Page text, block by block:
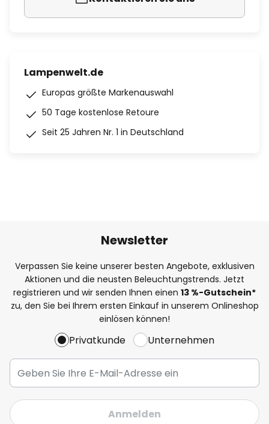
Lampenwelt.de
Europas größte Markenauswahl
50 Tage kostenlose Retoure
Seit 25 Jahren Nr. 1 in Deutschland
Newsletter
Verpassen Sie keine unserer besten Angebote, exklusiven
Aktionen und die neusten Beleuchtungstrends. Jetzt
registrieren und wir senden Ihnen einen 13 %-Gutschein*
zu, den Sie bei Ihrem ersten Einkauf in unserem Onlineshop
einlösen können!
Privatkunde Unternehmen
Anmelden